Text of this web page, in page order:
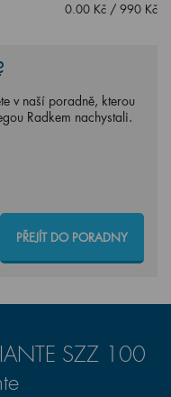
0.00 Kč / 990 Kč
v naší poradně, kterou
Radkem nachystali.
PŘEJÍT DO PORADNY
SZZ 100